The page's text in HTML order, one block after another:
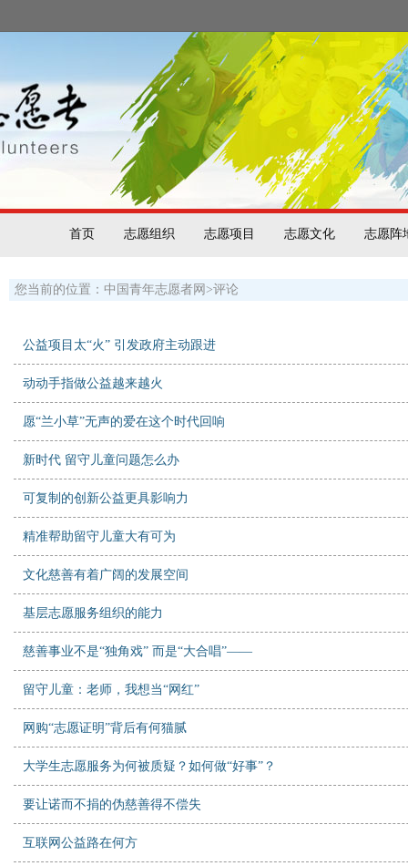
首页 志愿组织 志愿项目 志愿文化 志愿阵
您当前的位置： 中国青年志愿者网 >评论
公益项目太“火” 引发政府主动跟进
动动手指做公益越来越火
愿“兰小草”无声的爱在这个时代回响
新时代 留守儿童问题怎么办
可复制的创新公益更具影响力
精准帮助留守儿童大有可为
文化慈善有着广阔的发展空间
基层志愿服务组织的能力
慈善事业不是“独角戏” 而是“大合唱”——
留守儿童：老师，我想当“网红”
网购“志愿证明”背后有何猫腻
大学生志愿服务为何被质疑？如何做“好事”？
要让诺而不捐的伪慈善得不偿失
互联网公益路在何方